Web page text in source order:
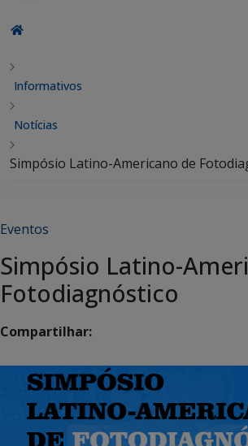
Informativos
Notícias
Simpósio Latino-Americano de
Eventos
Simpósio Latino-
Fotodiagnóstico
Compartilhar: